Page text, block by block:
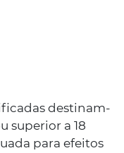
destinam-
superior a 18
para efeitos